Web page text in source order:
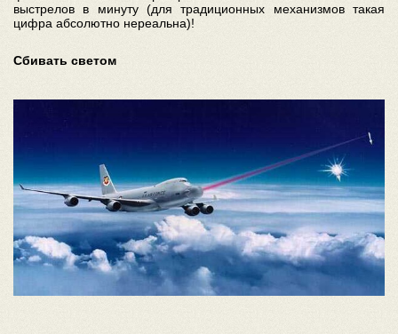
выстрелов в минуту (для традиционных механизмов такая
цифра абсолютно нереальна)!
Сбивать светом